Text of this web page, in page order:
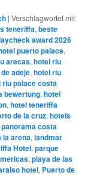
|Verschlagwortet mit
teneriffa,beste
award 2026
puerto palace,
arecas,hotel riu
adeje,hotel riu
riu palace costa
bewertung,hotel
,hotel teneriffa
de la cruz,hotels
costa
la arena,landmar
Hotel,parque
,playa de las
hotel, Puerto de